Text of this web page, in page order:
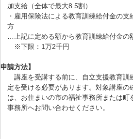
加支給（全体で最大8.5割）
・雇用保険法による教育訓練給付金の支
方
記に定める額から教育訓練給付金の
限：1万2千円
請方法】
講座を受講する前に、自立支援教育訓
定を受ける必要があります。対象講座の
は、お住まいの市の福祉事務所または町
事務所へお問い合わせください。